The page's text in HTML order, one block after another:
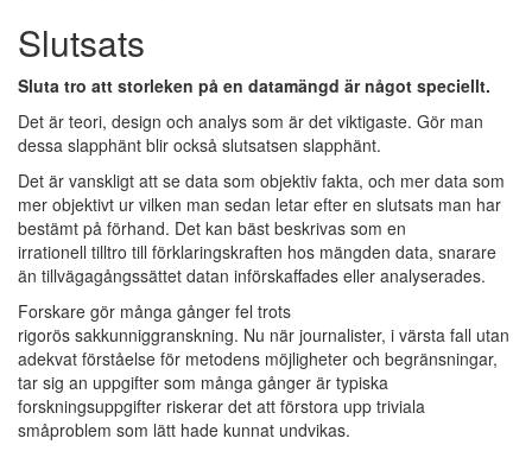
Slutsats
Sluta tro att storleken på en datamängd är något speciellt.
Det är teori, design och analys som är det viktigaste. Gör man
dessa slapphänt blir också slutsatsen slapphänt.
Det är vanskligt att se data som objektiv fakta, och mer data som
mer objektivt ur vilken man sedan letar efter en slutsats man har
bestämt på förhand. Det kan bäst beskrivas som en
irrationell tilltro till förklaringskraften hos mängden data, snarare
än tillvägagångssättet datan införskaffades eller analyserades.
Forskare gör många gånger fel trots
rigorös sakkunniggranskning. Nu när journalister, i värsta fall utan
adekvat förståelse för metodens möjligheter och begränsningar,
tar sig an uppgifter som många gånger är typiska
forskningsuppgifter riskerar det att förstora upp triviala
småproblem som lätt hade kunnat undvikas.